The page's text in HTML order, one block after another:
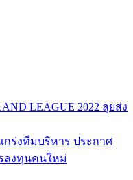
LEAGUE 2022 ลุยส่ง
กร่งทีมบริหาร ประกาศ
ลงทุนคนใหม่